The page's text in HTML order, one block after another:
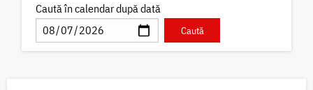
Caută în calendar după dată